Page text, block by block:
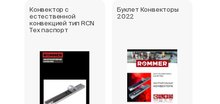
Конвектор с
естественной
конвекцией тип RCN
Тех паспорт
Буклет Конвекторы
2022